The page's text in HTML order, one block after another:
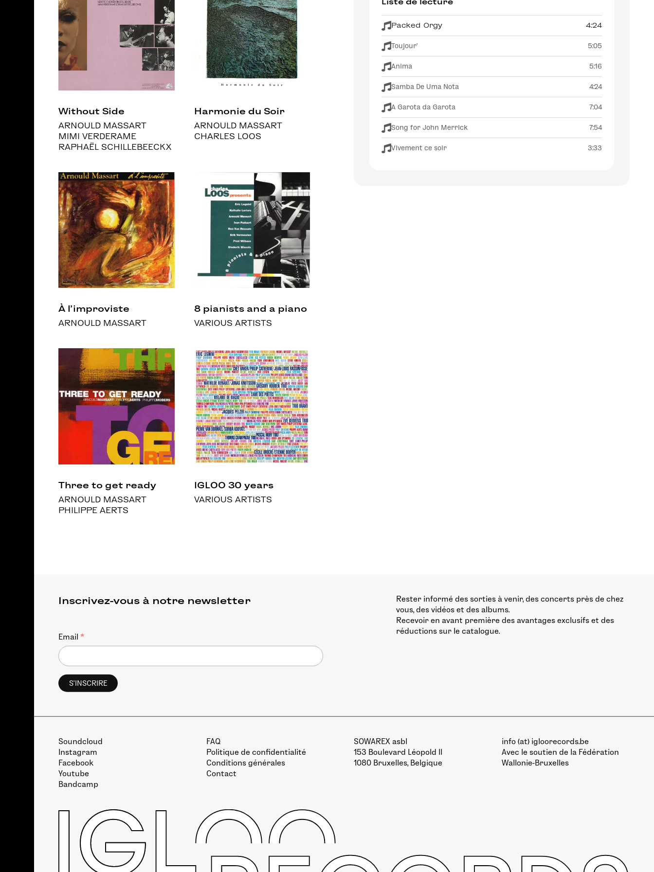
Without Side
ARNOULD MASSART
MIMI VERDERAME
RAPHAËL SCHILLEBEECKX
Harmonie du Soir
ARNOULD MASSART
CHARLES LOOS
À l’improviste
ARNOULD MASSART
8 pianists and a piano
VARIOUS ARTISTS
Three to get ready
ARNOULD MASSART
PHILIPPE AERTS
IGLOO 30 years
VARIOUS ARTISTS
Liste de lecture
Packed Orgy 4:24
Toujour' 5:05
Anima 5:16
Samba De Uma Nota 4:24
A Garota da Garota 7:04
Song for John Merrick 7:54
Vivement ce soir 3:33
Rester informé des sorties à venir, des concerts près de chez
vous, des vidéos et des albums.
Recevoir en avant première des avantages exclusifs et des
réductions sur le catalogue.
Inscrivez-vous à notre newsletter
Email *
Soundcloud
Instagram
Facebook
Youtube
Bandcamp
FAQ
Politique de confidentialité
Conditions générales
Contact
SOWAREX asbl
153 Boulevard Léopold II
1080 Bruxelles, Belgique
info (at) igloorecords.be
Avec le soutien de la Fédération
Wallonie-Bruxelles